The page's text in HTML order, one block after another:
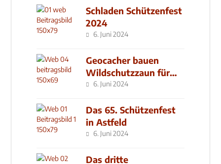
Schladen Schützenfest
2024
6. Juni 2024
Geocacher bauen
Wildschutzzaun für
den MachMit! Wald
6. Juni 2024
Das 65. Schützenfest
in Astfeld
6. Juni 2024
Das dritte